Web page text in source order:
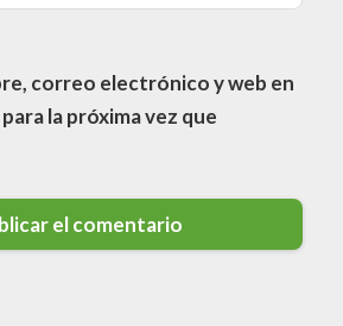
correo electrónico y web en
la próxima vez que